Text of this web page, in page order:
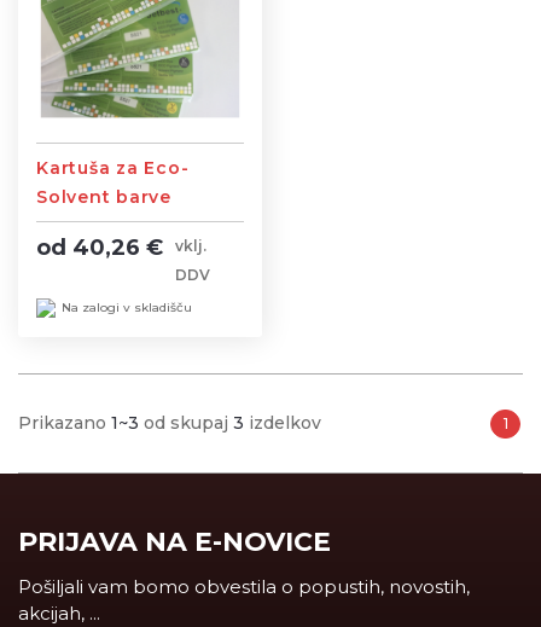
Kartuša za Eco-
Solvent barve
Jetbest 440ml
od 40,26 €
vklj.
DDV
Na zalogi v skladišču
Prikazano 1~3 od skupaj 3 izdelkov 1
PRIJAVA NA E-NOVICE
Pošiljali vam bomo obvestila o popustih, novostih,
akcijah, ...